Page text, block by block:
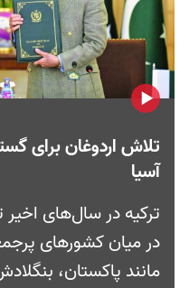
تلاش اردوغان برای
آسیا
ترکیه در سال‌های
در میان کشورهای
مانند پاکستان،